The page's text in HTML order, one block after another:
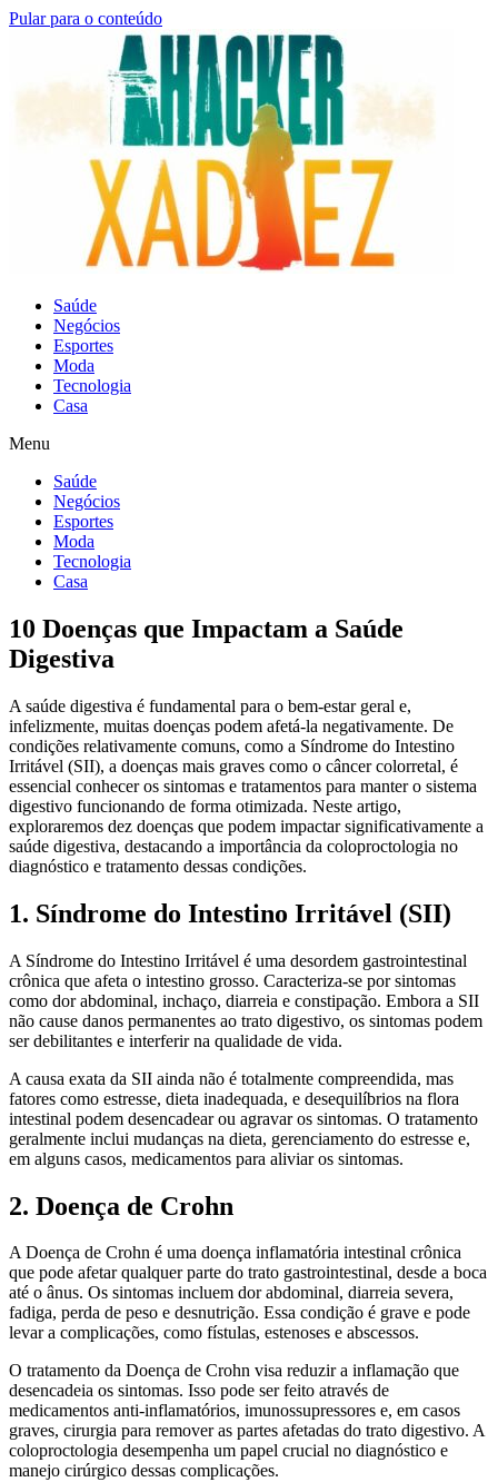
Pular para o conteúdo
Saúde
Negócios
Esportes
Moda
Tecnologia
Casa
Menu
Saúde
Negócios
Esportes
Moda
Tecnologia
Casa
10 Doenças que Impactam a Saúde
Digestiva
A saúde digestiva é fundamental para o bem-estar geral e,
infelizmente, muitas doenças podem afetá-la negativamente. De
condições relativamente comuns, como a Síndrome do Intestino
Irritável (SII), a doenças mais graves como o câncer colorretal, é
essencial conhecer os sintomas e tratamentos para manter o sistema
digestivo funcionando de forma otimizada. Neste artigo,
exploraremos dez doenças que podem impactar significativamente a
saúde digestiva, destacando a importância da coloproctologia no
diagnóstico e tratamento dessas condições.
1. Síndrome do Intestino Irritável (SII)
A Síndrome do Intestino Irritável é uma desordem gastrointestinal
crônica que afeta o intestino grosso. Caracteriza-se por sintomas
como dor abdominal, inchaço, diarreia e constipação. Embora a SII
não cause danos permanentes ao trato digestivo, os sintomas podem
ser debilitantes e interferir na qualidade de vida.
A causa exata da SII ainda não é totalmente compreendida, mas
fatores como estresse, dieta inadequada, e desequilíbrios na flora
intestinal podem desencadear ou agravar os sintomas. O tratamento
geralmente inclui mudanças na dieta, gerenciamento do estresse e,
em alguns casos, medicamentos para aliviar os sintomas.
2. Doença de Crohn
A Doença de Crohn é uma doença inflamatória intestinal crônica
que pode afetar qualquer parte do trato gastrointestinal, desde a boca
até o ânus. Os sintomas incluem dor abdominal, diarreia severa,
fadiga, perda de peso e desnutrição. Essa condição é grave e pode
levar a complicações, como fístulas, estenoses e abscessos.
O tratamento da Doença de Crohn visa reduzir a inflamação que
desencadeia os sintomas. Isso pode ser feito através de
medicamentos anti-inflamatórios, imunossupressores e, em casos
graves, cirurgia para remover as partes afetadas do trato digestivo. A
coloproctologia desempenha um papel crucial no diagnóstico e
manejo cirúrgico dessas complicações.